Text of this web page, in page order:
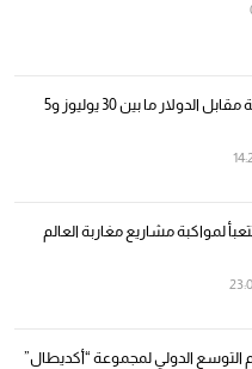
الدرهم يرتفع بـ 0,8 في المائة مقابل الدولار ما بين 30 يوليوز و5
لمواكبة مشاريع مغاربة العالم
الدولي لمجموعة “أكديطال”